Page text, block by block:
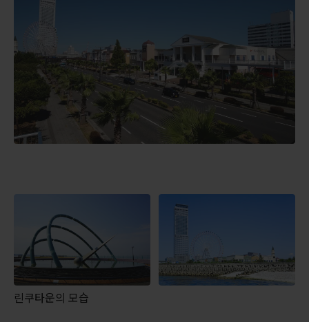
린쿠타운의 모습